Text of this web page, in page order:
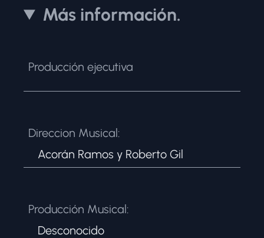
Más información.
Producción ejecutiva
Direccion Musical:
Acorán Ramos y Roberto Gil
Producción Musical:
Desconocido